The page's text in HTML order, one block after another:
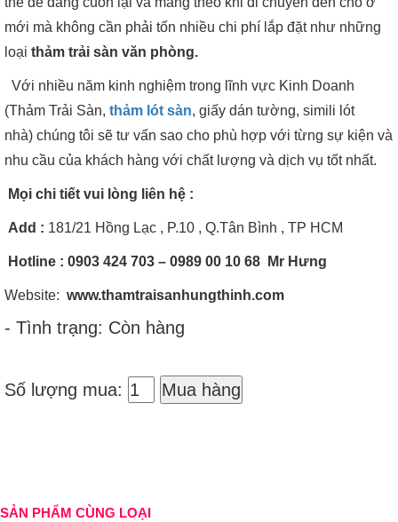
mới mà không cần phải tốn nhiều chi phí lắp đặt như những
loại thảm trải sàn văn phòng.
Với nhiều năm kinh nghiệm trong lĩnh vực Kinh Doanh
(Thảm Trải Sàn, thảm lót sàn, giấy dán tường, simili lót
nhà) chúng tôi sẽ tư vấn sao cho phù hợp với từng sự kiện và
nhu cầu của khách hàng với chất lượng và dịch vụ tốt nhất.
Mọi chi tiết vui lòng liên hệ :
Add : 181/21 Hồng Lạc , P.10 , Q.Tân Bình , TP HCM
Hotline : 0903 424 703 – 0989 00 10 68 Mr Hưng
Website: www.thamtraisanhungthinh.com
- Tình trạng: Còn hàng
Số lượng mua: Mua hàng
SẢN PHẨM CÙNG LOẠI